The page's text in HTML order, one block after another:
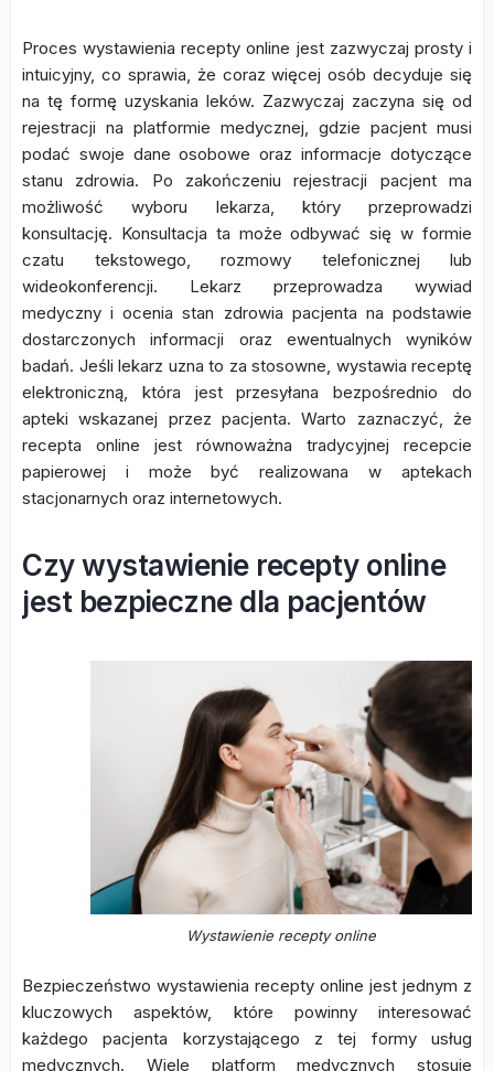
Proces wystawienia recepty online jest zazwyczaj prosty i
intuicyjny, co sprawia, że coraz więcej osób decyduje się
na tę formę uzyskania leków. Zazwyczaj zaczyna się od
rejestracji na platformie medycznej, gdzie pacjent musi
podać swoje dane osobowe oraz informacje dotyczące
stanu zdrowia. Po zakończeniu rejestracji pacjent ma
możliwość wyboru lekarza, który przeprowadzi
konsultację. Konsultacja ta może odbywać się w formie
czatu tekstowego, rozmowy telefonicznej lub
wideokonferencji. Lekarz przeprowadza wywiad
medyczny i ocenia stan zdrowia pacjenta na podstawie
dostarczonych informacji oraz ewentualnych wyników
badań. Jeśli lekarz uzna to za stosowne, wystawia receptę
elektroniczną, która jest przesyłana bezpośrednio do
apteki wskazanej przez pacjenta. Warto zaznaczyć, że
recepta online jest równoważna tradycyjnej recepcie
papierowej i może być realizowana w aptekach
stacjonarnych oraz internetowych.
Czy wystawienie recepty online
jest bezpieczne dla pacjentów
Wystawienie recepty online
Bezpieczeństwo wystawienia recepty online jest jednym z
kluczowych aspektów, które powinny interesować
każdego pacjenta korzystającego z tej formy usług
medycznych. Wiele platform medycznych stosuje